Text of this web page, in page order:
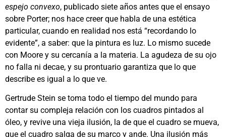
espejo convexo, publicado siete años antes que el ensayo
sobre Porter; nos hace creer que habla de una estética
particular, cuando en realidad nos está “recordando lo
evidente”, a saber: que la pintura es luz. Lo mismo sucede
con Moore y su cercanía a la materia. La agudeza de su ojo
no falla ni decae, y su prontuario garantiza que lo que
describe es igual a lo que ve.
Gertrude Stein se toma todo el tiempo del mundo para
contar su compleja relación con los cuadros pintados al
óleo, y revive una vieja ilusión, la de que el cuadro se mueva,
que el cuadro salga de su marco y ande. Una ilusión más